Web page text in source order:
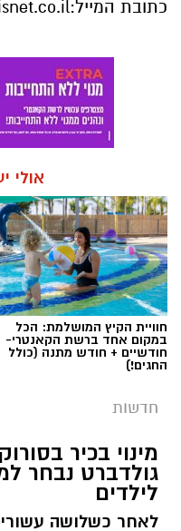
כתובת המייל:
אולי
חוויית הקיץ המושלמת: הכל
במקום אחד ברשת הקאנטרי-
חודשיים + חודש מתנה (כולל
החגים!)
חדשות
מינוי בכיר
גולדברט נבחר
לילדים
לאחר כשלושה